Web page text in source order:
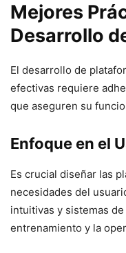
Mejores
Desarrollo
El desarrollo de
efectivas requiere
que aseguren su
Enfoque en el
Es crucial diseñar las
necesidades del
intuitivas y sistemas
entrenamiento y la